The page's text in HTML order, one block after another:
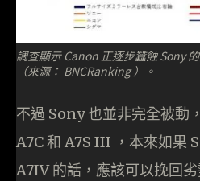
調查顯示 Canon 正逐步蠶蝕 Sony
（來源： BNCRanking ）。
不過 Sony 也並非完全被動
A7C 和 A7S III ，本來如果
A7IV 的話，應該可以挽回